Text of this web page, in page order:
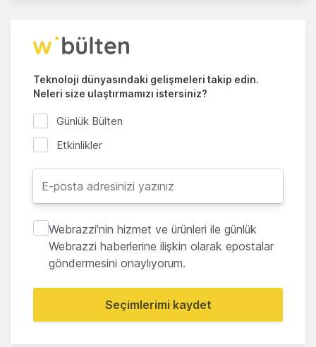
Teknoloji dünyasındaki gelişmeleri takip edin.
Neleri size ulaştırmamızı istersiniz?
Günlük Bülten
Etkinlikler
Webrazzi'nin hizmet ve ürünleri ile günlük
Webrazzi haberlerine ilişkin olarak epostalar
göndermesini onaylıyorum.
Seçimlerimi kaydet